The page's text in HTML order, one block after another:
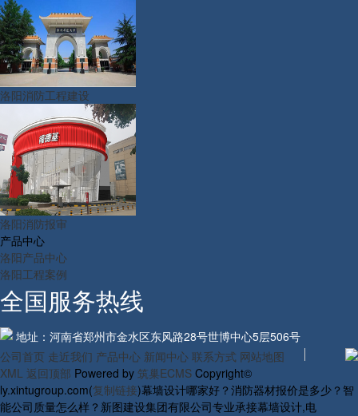
洛阳消防工程建设
洛阳消防报审
产品中心
洛阳产品中心
洛阳工程案例
全国服务热线
地址：河南省郑州市金水区东风路28号世博中心5层506号
公司首页 走近我们 产品中心 新闻中心 联系方式 网站地图
XML 返回顶部 Powered by 筑巢ECMS Copyright©
ly.xintugroup.com(复制链接)幕墙设计哪家好？消防器材报价是多少？智
能公司质量怎么样？新图建设集团有限公司专业承接幕墙设计,电